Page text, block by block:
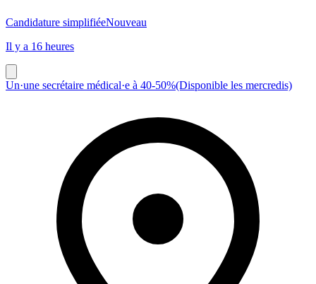
Candidature simplifiéeNouveau
Il y a 16 heures
Un·une secrétaire médical·e à 40-50%(Disponible les mercredis)